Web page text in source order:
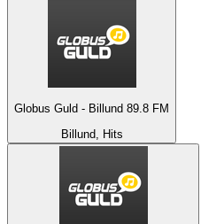
Globus Guld - Billund 89.8 FM
Billund, Hits